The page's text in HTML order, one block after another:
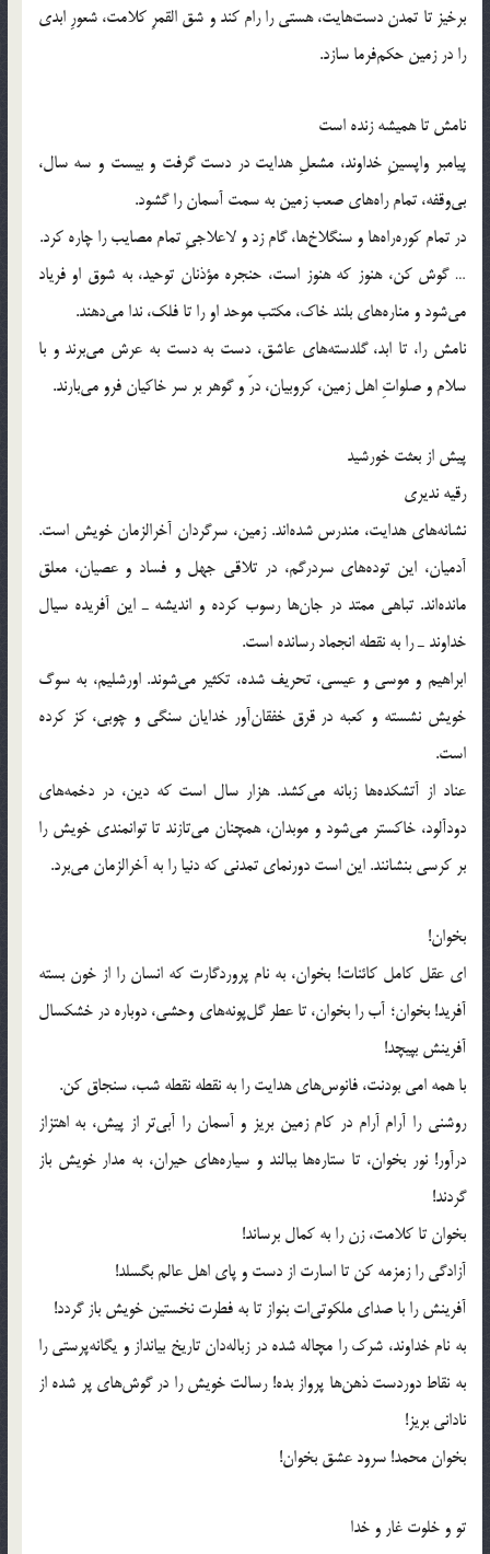
برخیز تا تمدن دست‌هایت، هستی را رام کند و شق القمرِ کلامت، شعورِ ابدی
را در زمین حکم‌فرما سازد.
نامش تا همیشه زنده است
پیامبر واپسینِ خداوند، مشعلِ هدایت در دست گرفت و بیست و سه سال،
بی‌وقفه، تمام راه‌های صعب زمین به سمت آسمان را گشود.
در تمام کوره‌راه‌ها و سنگلاخ‌ها، گام زد و لاعلاجیِ تمام مصایب را چاره کرد.
… گوش کن، هنوز که هنوز است، حنجره مؤذنان توحید، به شوق او فریاد
می‌شود و مناره‌های بلند خاک، مکتب موحد او را تا فلک، ندا می‌دهند.
نامش را، تا ابد، گلدسته‌های عاشق، دست به دست به عرش می‌برند و با
سلام و صلواتِ اهل زمین، کروبیان، درّ و گوهر بر سر خاکیان فرو می‌بارند.
پیش از بعثت خورشید
رقیه ندیری
نشانه‌های هدایت، مندرس شده‌اند. زمین، سرگردان آخرالزمان خویش است.
آدمیان، این توده‌های سردرگم، در تلاقی جهل و فساد و عصیان، معلق
مانده‌اند. تباهی ممتد در جان‌ها رسوب کرده و اندیشه ـ این آفریده سیال
خداوند ـ را به نقطه انجماد رسانده است.
ابراهیم و موسی و عیسی، تحریف شده، تکثیر می‌شوند. اورشلیم، به سوگ
خویش نشسته و کعبه در قرق خفقان‌آور خدایان سنگی و چوبی، کز کرده
است.
عناد از آتشکده‌ها زبانه می‌کشد. هزار سال است که دین، در دخمه‌های
دودآلود، خاکستر می‌شود و موبدان، همچنان می‌تازند تا توانمندی خویش را
بر کرسی بنشانند. این است دورنمای تمدنی که دنیا را به آخرالزمان می‌برد.
بخوان!
ای عقل کامل کائنات! بخوان، به نام پروردگارت که انسان را از خون بسته
آفرید! بخوان؛ آب را بخوان، تا عطر گل‌پونه‌های وحشی، دوباره در خشکسال
آفرینش بپیچد!
با همه امی بودنت، فانوس‌های هدایت را به نقطه نقطه شب، سنجاق کن.
روشنی را آرام آرام در کام زمین بریز و آسمان را آبی‌تر از پیش، به اهتزاز
درآور! نور بخوان، تا ستاره‌ها ببالند و سیاره‌های حیران، به مدار خویش باز
گردند!
بخوان تا کلامت، زن را به کمال برساند!
آزادگی را زمزمه کن تا اسارت از دست و پای اهل عالم بگسلد!
آفرینش را با صدای ملکوتی‌ات بنواز تا به فطرت نخستین خویش باز گردد!
به نام خداوند، شرک را مچاله شده در زباله‌دان تاریخ بیانداز و یگانه‌پرستی را
به نقاط دوردست ذهن‌ها پرواز بده! رسالت خویش را در گوش‌های پر شده از
نادانی بریز!
بخوان محمد! سرود عشق بخوان!
تو و خلوت غار و خدا